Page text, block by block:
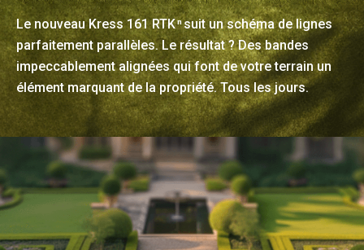
Le nouveau Kress 161 RTK nsuit un schéma de lignes
parfaitement parallèles. Le résultat ? Des bandes
impeccablement alignées qui font de votre terrain un
élément marquant de la propriété. Tous les jours.